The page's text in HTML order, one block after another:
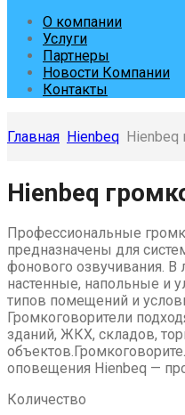
О компании
Услуги
Партнеры
Новости Компании
Контакты
Главная Hienbeq Hienbeq
Skip
toHienbeq
Профессиональные
предназначены для
фонового озвучивания. В
настенные, напольные и
типов помещений и
Громкоговорители
зданий, ЖКХ, складов,
оповещения Hienbeq —
Количество